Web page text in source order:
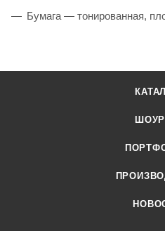
Бумага — тонированная,